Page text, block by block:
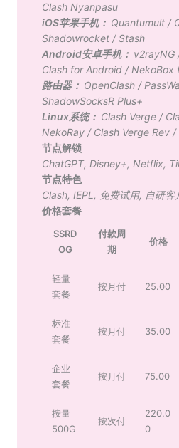
Clash Nyanpasu
iOS苹果手机： Quantumult/
Shadowrocket/Stash
Android安卓手机： v2rayNG
Clash for Android/ NekoBox
路由器： OpenClash/
ShadowSocksR Plus+
Linux系统： Clash Verge/
NekoRay/ Clash Verge Rev/
节点解锁
ChatGPT, Disney+, Netflix,
节点特色
Clash, IEPL , 免费试用, 自研客
价格套餐
SSRD
OG
付款周
期
价格
轻量
套餐
按月付 25.00
标准
套餐
按月付 35.00
企业
套餐
按月付 75.00
按量
500G
按次付
220.0
0